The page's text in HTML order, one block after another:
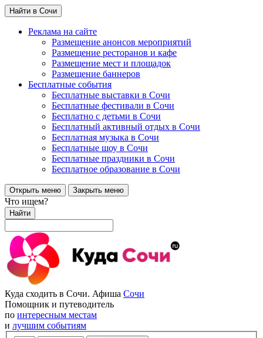
Найти в Сочи
Реклама на сайте
Размещение анонсов мероприятий
Размещение ресторанов и кафе
Размещение мест и площадок
Размещение баннеров
Бесплатные события
Бесплатные выставки в Сочи
Бесплатные фестивали в Сочи
Бесплатно с детьми в Сочи
Бесплатный активный отдых в Сочи
Бесплатная музыка в Сочи
Бесплатные шоу в Сочи
Бесплатные праздники в Сочи
Бесплатное образование в Сочи
Открыть меню Закрыть меню
Что ищем?
Найти
Куда сходить в Сочи. Афиша Сочи
Помощник и путеводитель
по интересным местам
и лучшим событиям